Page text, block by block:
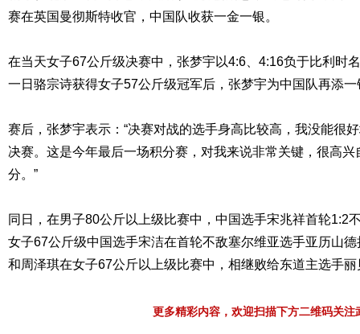
赛在英国曼彻斯特收官，中国队收获一金一银。
在当天女子67公斤级决赛中，张梦宇以4:6、4:16负于比利时
一日骆宗诗获得女子57公斤级冠军后，张梦宇为中国队再添一
赛后，张梦宇表示：“决赛对战的选手身高比较高，我没能很
决赛。这是今年最后一场积分赛，对我来说非常关键，很高
分。”
同日，在男子80公斤以上级比赛中，中国选手宋兆祥首轮1:2
女子67公斤级中国选手宋洁在首轮不敌塞尔维亚选手亚历山
和周泽琪在女子67公斤以上级比赛中，相继败给东道主选手
更多精彩内容，欢迎扫描下方二维码关注